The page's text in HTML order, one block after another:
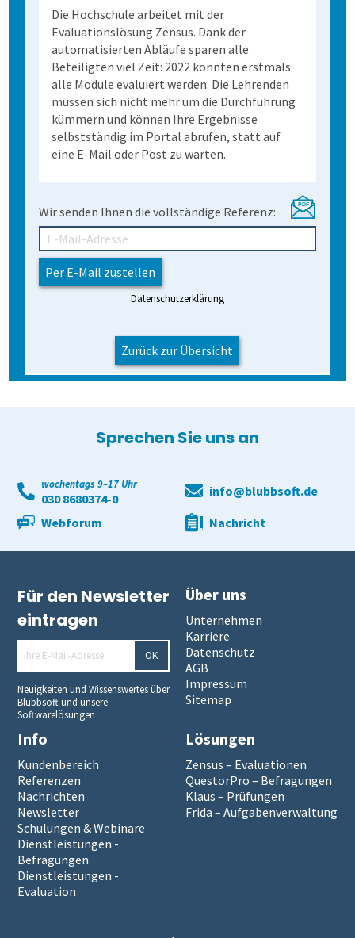
Die Hochschule arbeitet mit der
Evaluationslösung Zensus. Dank der
automatisierten Abläufe sparen alle
Beteiligten viel Zeit: 2022 konnten erstmals
alle Module evaluiert werden. Die Lehrenden
müssen sich nicht mehr um die Durchführung
kümmern und können Ihre Ergebnisse
selbstständig im Portal abrufen, statt auf
eine E-Mail oder Post zu warten.
Wir senden Ihnen die vollständige Referenz:
Datenschutzerklärung
Zurück zur Übersicht
Sprechen Sie uns an
wochentags 9–17 Uhr
030 8680374-0
info@blubbsoft.de
Webforum
Nachricht
Für den Newsletter
eintragen
OK
Neuigkeiten und Wissenswertes über
Blubbsoft und unsere
Softwarelösungen
Über uns
Unternehmen
Karriere
Datenschutz
AGB
Impressum
Sitemap
Info
Kundenbereich
Referenzen
Nachrichten
Newsletter
Schulungen & Webinare
Dienstleistungen -
Befragungen
Dienstleistungen -
Evaluation
Lösungen
Zensus – Evaluationen
QuestorPro – Befragungen
Klaus – Prüfungen
Frida – Aufgabenverwaltung